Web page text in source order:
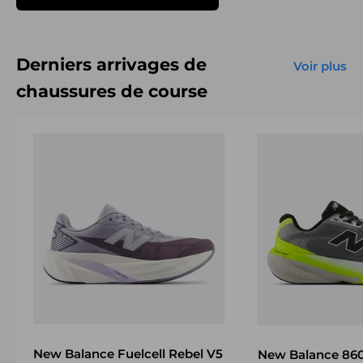
Derniers arrivages de
chaussures de course
Voir plus
New Balance Fuelcell Rebel V5
New Balance